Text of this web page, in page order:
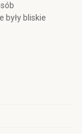
były bliskie